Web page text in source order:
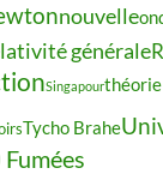
nouvelle
générale
Singapourthéorie
Tycho Brahe